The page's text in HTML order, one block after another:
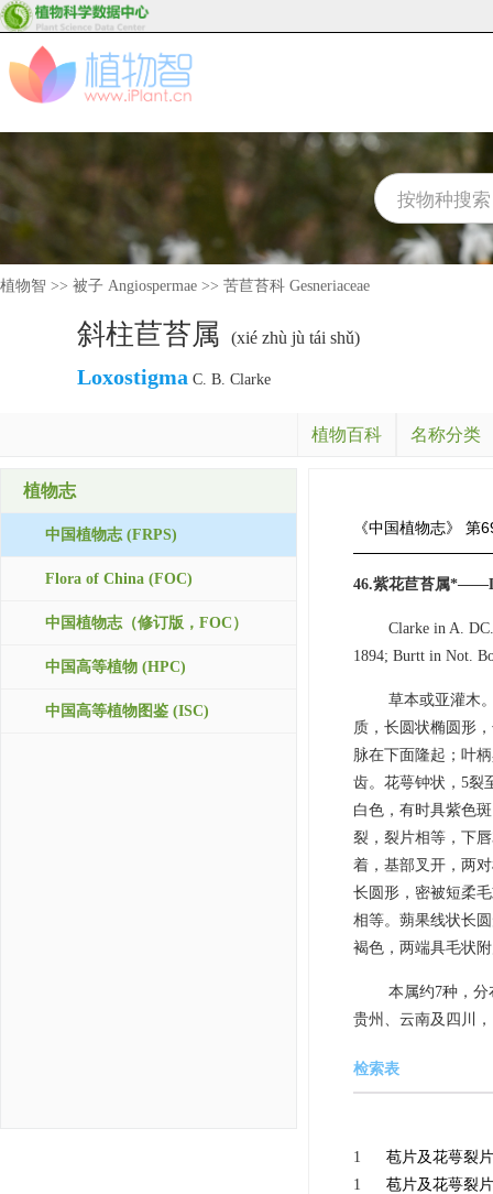
植物智 >> 被子 Angiospermae >> 苦苣苔科 Gesneriaceae
斜柱苣苔属 (xié zhù jù tái shǔ)
Loxostigma C. B. Clarke
植物百科 名称分类
植物志
中国植物志 (FRPS)
Flora of China (FOC)
中国植物志（修订版，FOC）
中国高等植物 (HPC)
中国高等植物图鉴 (ISC)
《中国植物志》 第
46.紫花苣苔属
Clarke in A.
1894; Burtt in Not.
草本或亚灌木
质，长圆状椭圆形
脉在下面隆起；叶
齿。花萼钟状，5裂
白色，有时具紫色
裂，裂片相等，下
着，基部叉开，两
长圆形，密被短柔
相等。蒴果线状长
褐色，两端具毛状
本属约7种，
贵州、云南及四川
检索表
1
苞片及花萼裂
1
苞片及花萼裂